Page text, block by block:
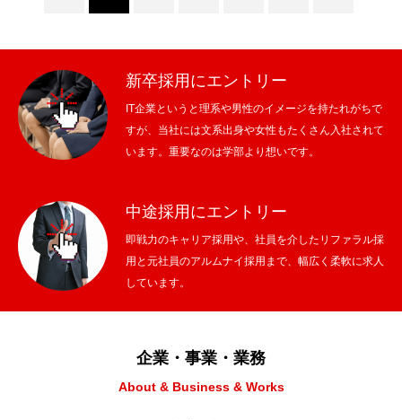
新卒採用にエントリー
IT企業というと理系や男性のイメージを持たれがちで
すが、当社には文系出身や女性もたくさん入社されて
います。重要なのは学部より想いです。
中途採用にエントリー
即戦力のキャリア採用や、社員を介したリファラル採
用と元社員のアルムナイ採用まで、幅広く柔軟に求人
しています。
企業・事業・業務
About & Business & Works